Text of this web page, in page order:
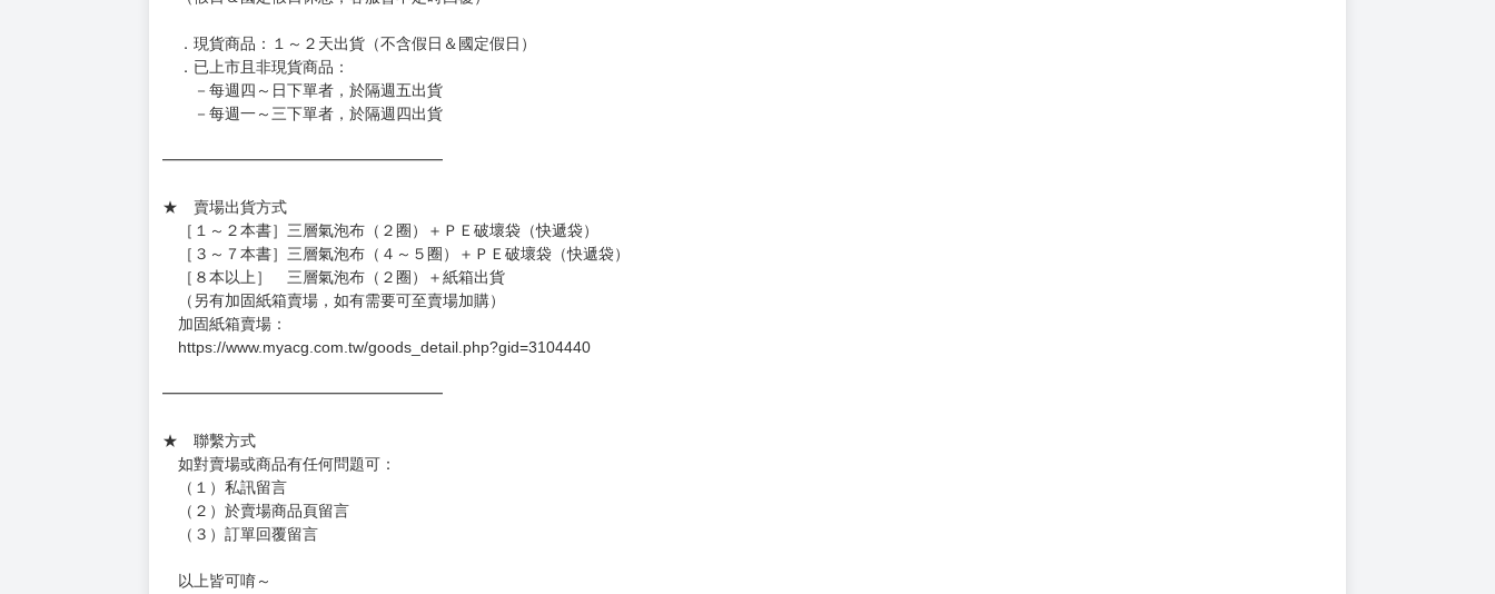
約發售後1個月-2個月抵台。
◆如遇缺貨或砍單，將另行通知並取消訂單，敬請諒解。
週一～週五 １０：００～１９：００
（假日＆國定假日休息，客服會不定時回覆）
．現貨商品：１～２天出貨（不含假日＆國定假日）
．已上市且非現貨商品：
－每週四～日下單者，於隔週五出貨
－每週一～三下單者，於隔週四出貨
★ 賣場出貨方式
［１～２本書］三層氣泡布（２圈）＋ＰＥ破壞袋（快遞袋）
［３～７本書］三層氣泡布（４～５圈）＋ＰＥ破壞袋（快遞袋）
［８本以上］ 三層氣泡布（２圈）＋紙箱出貨
（另有加固紙箱賣場，如有需要可至賣場加購）
https://www.myacg.com.tw/goods_detail.php?gid=3104440